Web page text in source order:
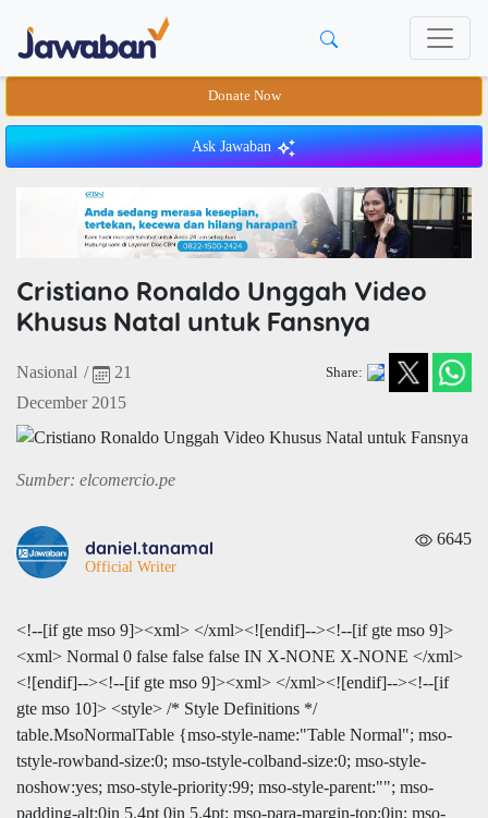
Donate Now
Ask Jawaban
Cristiano Ronaldo Unggah Video
Khusus Natal untuk Fansnya
Nasional /
21
December 2015
Share:
Sumber: elcomercio.pe
daniel.tanamal
Official Writer
6645
<!--[if gte mso 9]><xml> </xml><![endif]--><!--[if gte mso 9]>
<xml> Normal 0 false false false IN X-NONE X-NONE </xml>
<![endif]--><!--[if gte mso 9]><xml> </xml><![endif]--><!--[if
gte mso 10]> <style> /* Style Definitions */
table.MsoNormalTable {mso-style-name:"Table Normal"; mso-
tstyle-rowband-size:0; mso-tstyle-colband-size:0; mso-style-
noshow:yes; mso-style-priority:99; mso-style-parent:""; mso-
padding-alt:0in 5.4pt 0in 5.4pt; mso-para-margin-top:0in; mso-